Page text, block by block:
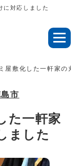
に対応しました
屋敷化した一軒家の丸
市
た一軒家
ました